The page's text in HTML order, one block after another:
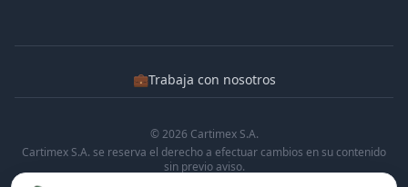
💼Trabaja con nosotros
© 2026 Cartimex S.A.
Cartimex S.A. se reserva el derecho a efectuar cambios en su contenido
sin previo aviso.